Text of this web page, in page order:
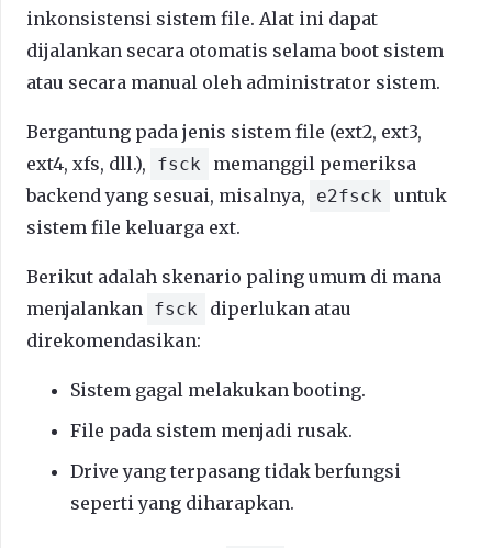
inkonsistensi sistem file. Alat ini dapat
dijalankan secara otomatis selama boot sistem
atau secara manual oleh administrator sistem.
Bergantung pada jenis sistem file (ext2, ext3,
ext4, xfs, dll.),
fsck
memanggil pemeriksa
backend yang sesuai, misalnya,
e2fsck
untuk
sistem file keluarga ext.
Berikut adalah skenario paling umum di mana
menjalankan
fsck
diperlukan atau
direkomendasikan:
Sistem gagal melakukan booting.
File pada sistem menjadi rusak.
Drive yang terpasang tidak berfungsi
seperti yang diharapkan.